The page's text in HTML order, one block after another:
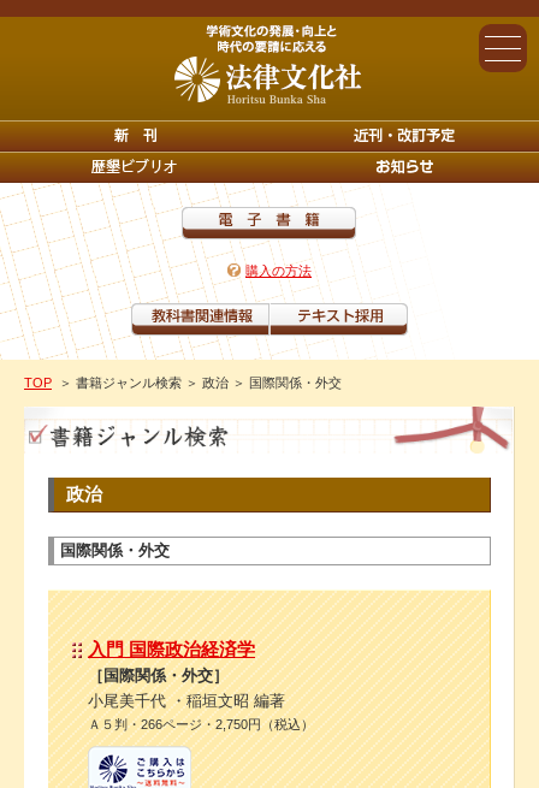
購入の方法
TOP ＞ 書籍ジャンル検索 ＞ 政治 ＞ 国際関係・外交
政治
国際関係・外交
入門 国際政治経済学
［国際関係・外交］
小尾美千代 ・稲垣文昭 編著
Ａ５判・266ページ・2,750円（税込）